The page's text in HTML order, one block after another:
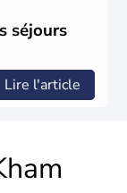
pouvoir avant
Il s'agit encore
politique
séjours
Lire l'article